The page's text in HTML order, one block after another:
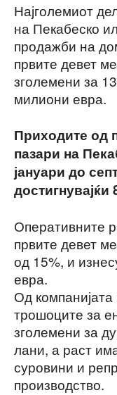
Најголемиот
на Пекабеско
продажби на
првите девет
зголемени за
милиони евра.
Приходите од
пазари на
јануари до
Оперативните
првите девет
од 15%, и
евра.
Од
трошоците за
зголемени за
лани, а раст
суровини и
производство.